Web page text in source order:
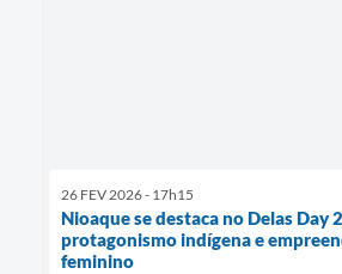
26 FEV 2026 - 17h15
Nioaque se destaca no Delas Day
protagonismo indígena e
feminino